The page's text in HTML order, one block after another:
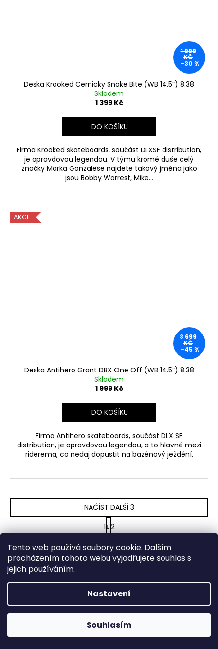
Tento web používá soubory cookie. Dalším
procházením tohoto webu vyjadřujete souhlas s
jejich používáním.
Nastavení
Souhlasím
Prodejna na Hradčanské je otevřena v PO (11-17), ÚT (11-17),
ST (13-19) a ČT (11-17). V pátek, sobotu, neděli a během
1 999
KČ
–30 %
Deska Krooked Cernicky Snake Bite (WB 14.5”) 8.38
Skladem
1 399 Kč
DO KOŠÍKU
Firma Krooked skateboards, součást DLXSF distribution,
je opravdovou legendou. V týmu kromě duše celý
značky Marka Gonzalese najdete takový jména jako
jsou Bobby Worrest, Mike...
AKCE
3 699
KČ
–45 %
Deska Antihero Grant DBX One Off (WB 14.5”) 8.38
Skladem
1 999 Kč
DO KOŠÍKU
Firma Antihero skateboards, součást DLX SF
distribution, je opravdovou legendou, a to hlavně mezi
riderema, co nedaj dopustit na bazénový ježdění.
O
v
l
d
a
c
í
p
NAČÍST DALŠÍ 3
S
t
á
n
v
á
n
í
1 2
NAHORU
Odebírat newsletter
Nezmeškejte žádné novinky či slevy!
E-mail